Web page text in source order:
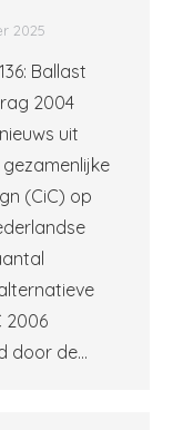
2025
Ballast
2004
uit
gezamenlijke
(CiC) op
2006
door de…